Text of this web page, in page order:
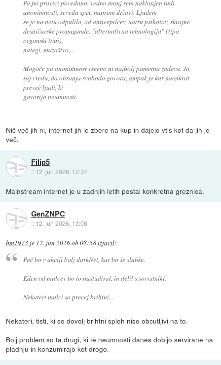
Pa po pravici povedano, vedno manj sem naklonjen tudi
anonimnosti, seveda spet, napram državi. Ljudem
se je na netu odpulilo, od anticepilcev, ua/ru psihotov, skrajne
desničarske propagande, "alternativna tehnologija" (tipa
orgonski topi),
nategi, mazaštvo,...
Mogoče pa anonimnost vseeno ni najbolj pametna zadeva. Ja,
saj vredu, da ohranja svobodo govora, ampak je kar naenkrat
preveč ljudi, ki
govorijo neumnosti.
Nič več jih ni, internet jih le zbere na kup in dajejo vtis kot da jih je
več.
Filip5
:: 12. jun 2026, 12:34
Mainstream internet je u zadnjih letih postal konkretna greznica.
GenZNPC
:: 12. jun 2026, 13:06
bm1973 je 12. jun 2026 ob 08:58izjavil:
Pač bo v akciji bolj darkNet, kar bo še slabše.
Eden od mulcev bo to naštudiral, in delil s sovrstniki.
Nekateri mulci so precej brihtni...
Nekateri, tisti, ki so dovolj brihtni sploh niso obcutljivi na to.
Bolj problem so ta drugi, ki te neumnosti danes dobijo servirane na
pladnju in konzumirajo kot drogo.